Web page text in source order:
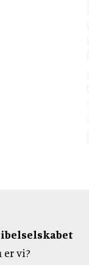
er vi?